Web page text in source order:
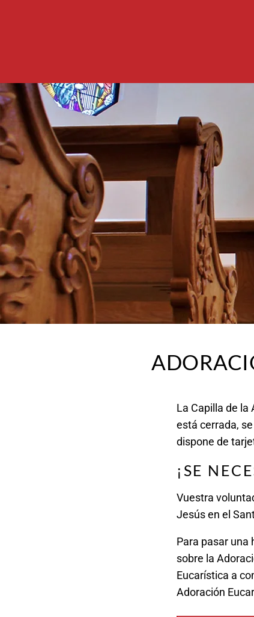
La Capilla de
está cerrada,
dispone de
¡SE
Vuestra
Jesús en el
Para pasar una
sobre la
Eucarística a
Adoración